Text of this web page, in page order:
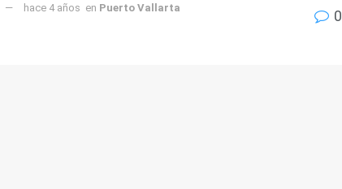
hace 4 años en Puerto Vallarta
0